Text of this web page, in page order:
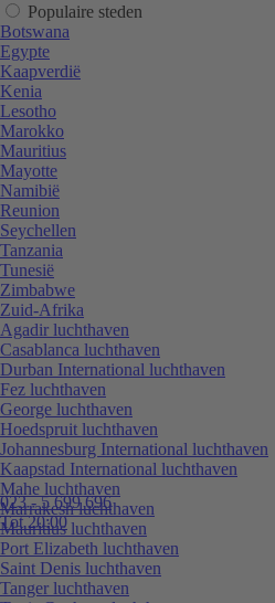
023 - 5 699 696
Tot 20:00
Populaire steden
Botswana
Egypte
Kaapverdië
Kenia
Lesotho
Marokko
Mauritius
Mayotte
Namibië
Reunion
Seychellen
Tanzania
Tunesië
Zimbabwe
Zuid-Afrika
Agadir luchthaven
Casablanca luchthaven
Durban International luchthaven
Fez luchthaven
George luchthaven
Hoedspruit luchthaven
Johannesburg International luchthaven
Kaapstad International luchthaven
Mahe luchthaven
Marrakesh luchthaven
Mauritius luchthaven
Port Elizabeth luchthaven
Saint Denis luchthaven
Tanger luchthaven